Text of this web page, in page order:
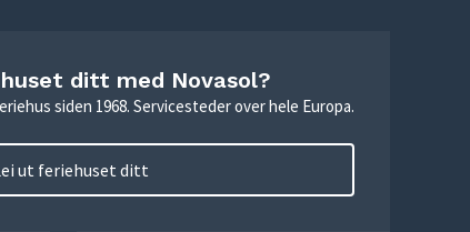
ditt med Novasol?
siden 1968. Servicesteder over hele Europa.
ut feriehuset ditt